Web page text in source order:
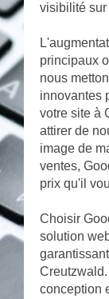
visibilité sur
principaux
nous
innovantes
votre site à
attirer de
image de
ventes,
prix qu'il
Choisir
solution
conception